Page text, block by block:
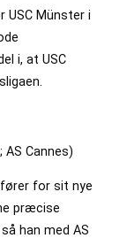
USC Münster i
i, at USC
Cannes)
for sit nye
præcise
han med AS